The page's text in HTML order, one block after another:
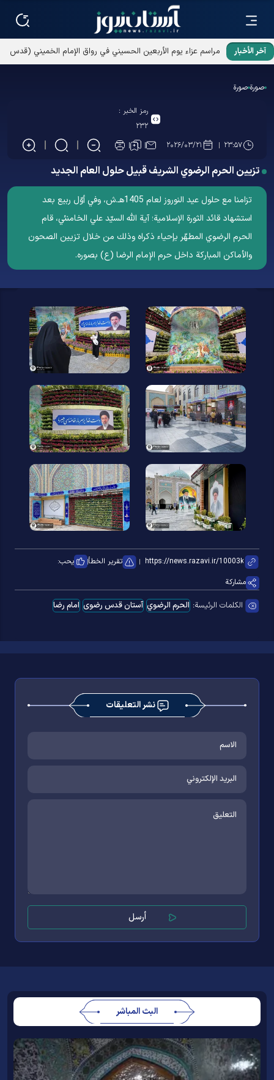
آخر الأخبار
مراسم عزاء يوم الأربعين الحسيني في رواق الإمام الخميني (قدس
سره) بالحرم الرضوي الشریف
صورة صورة
رمز الخبر :
۲۳۲
۲۳:۵۷
۲۰۲۶/۰۳/۲۱
تزيين الحرم الرضوي الشریف قبيل حلول العام الجديد
تزامنا مع حلول عيد النوروز لعام 1405هـ.ش، وفي أوّل ربيع بعد
استشهاد قائد الثورة الإسلامیة؛ آية الله السيّد علي الخامنئي، قام
الحرم الرضوي المطهّر بإحياء ذكراه وذلك من خلال تزيين الصحون
والأماكن المباركة داخل حرم الإمام الرضا (ع) بصوره.
تقرير الخطأ
يحب:
مشاركة
الكلمات الرئيسة: الحرم الرضوي آستان قدس رضوی امام رضا
نشر التعليقات
البث المباشر